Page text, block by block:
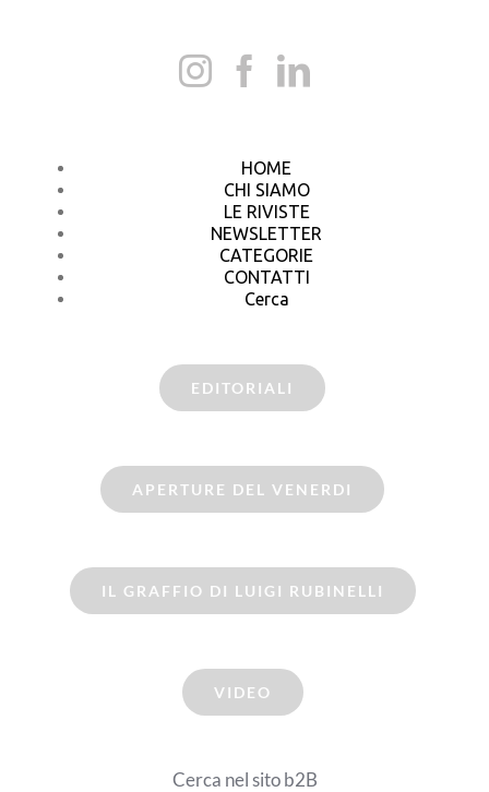
HOME
CHI SIAMO
LE RIVISTE
NEWSLETTER
CATEGORIE
CONTATTI
Cerca
EDITORIALI
APERTURE DEL VENERDI
IL GRAFFIO DI LUIGI RUBINELLI
VIDEO
Cerca nel sito b2B